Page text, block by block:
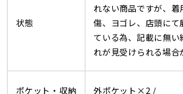
状態
れない商品ですが、着
傷、ヨゴレ、店頭にて
ている為、記載に無い
れが見受けられる場合
ポケット・収納 外ポケット×2 /